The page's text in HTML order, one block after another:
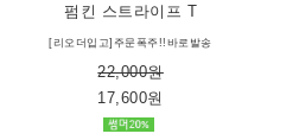
펌킨 스트라이프 T
[리오더입고]주문폭주!!바로발송
22,000원
17,600원